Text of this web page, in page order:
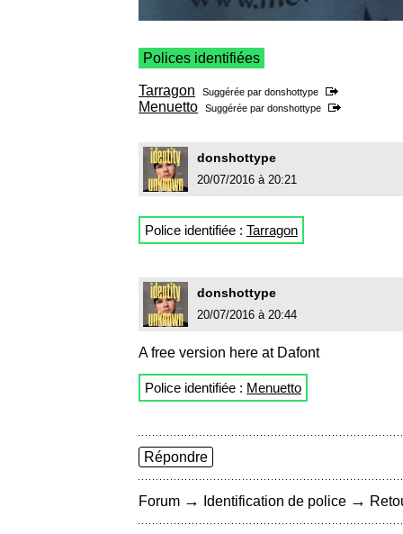
Polices identifiées
Tarragon Suggérée par donshottype
Menuetto Suggérée par donshottype
donshottype
20/07/2016 à 20:21
Police identifiée : Tarragon
donshottype
20/07/2016 à 20:44
A free version here at Dafont
Police identifiée : Menuetto
Répondre
Forum → Identification de police →